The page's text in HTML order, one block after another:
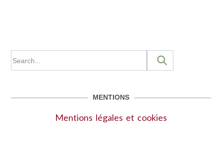
MENTIONS
Mentions légales et cookies